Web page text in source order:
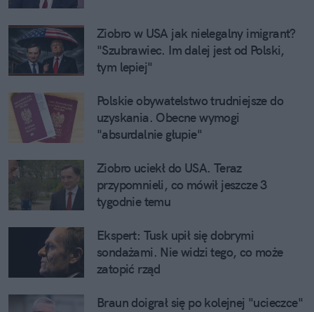
Ziobro w USA jak nielegalny imigrant?
"Szubrawiec. Im dalej jest od Polski,
tym lepiej"
Polskie obywatelstwo trudniejsze do
uzyskania. Obecne wymogi
"absurdalnie głupie"
Ziobro uciekł do USA. Teraz
przypomnieli, co mówił jeszcze 3
tygodnie temu
Ekspert: Tusk upił się dobrymi
sondażami. Nie widzi tego, co może
zatopić rząd
Braun doigrał się po kolejnej "ucieczce"